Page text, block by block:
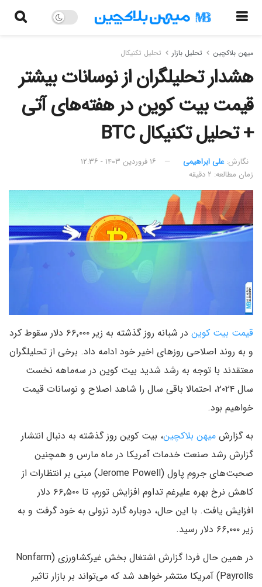
میهن بلاکچین تحلیل بازار تحلیل تکنیکال
هشدار تحلیلگران از نوسانات بیشتر
قیمت بیت کوین در هفته‌های آتی
+ تحلیل تکنیکال BTC
نگارش:‌ علی ابراهیمی
۱۶ فروردین ۱۴۰۳ - ۱۲:۳۶
زمان مطالعه: ۲ دقیقه
قیمت بیت کوین
در شبانه روز گذشته به زیر ۶۶٬۰۰۰ دلار سقوط کرد
و به روند اصلاحی روزهای اخیر خود ادامه داد. برخی از تحلیلگران
معتقدند با توجه به رشد شدید بیت کوین در سه‌ماهه نخست
سال ۲۰۲۴، احتمالا باقی سال را شاهد اصلاح و نوسانات قیمت
خواهیم بود.
به گزارش میهن بلاکچین، بیت کوین روز گذشته به دنبال انتشار
گزارش رشد صنعت خدمات آمریکا در ماه مارس و همچنین
صحبت‌های جروم پاول (Jerome Powell) مبنی بر انتظارات از
کاهش نرخ بهره علیرغم تداوم افزایش تورم، تا ۶۶٬۵۰۰ دلار
افزایش یافت. با این حال، دوباره گارد نزولی به خود گرفت و به
زیر ۶۶٬۰۰۰ دلار رسید.
در همین حال فردا گزارش اشتغال بخش غیرکشاورزی (Nonfarm
Payrolls) آمریکا منتشر خواهد شد که می‌تواند بر بازار تاثیر